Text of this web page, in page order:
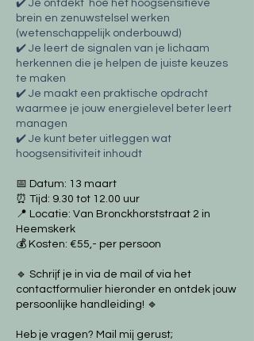
✔️ Je ontdekt hoe het hoogsensitieve
brein en zenuwstelsel werken
(wetenschappelijk onderbouwd)
✔️ Je leert de signalen van je lichaam
herkennen die je helpen de juiste keuzes
te maken
✔️ Je maakt een praktische opdracht
waarmee je jouw energielevel beter leert
managen
✔️ Je kunt beter uitleggen wat
hoogsensitiviteit inhoudt
📅 Datum: 13 maart
⏰ Tijd: 9.30 tot 12.00 uur
📍 Locatie: Van Bronckhorststraat 2 in
Heemskerk
💰 Kosten: €55,- per persoon
🔹 Schrijf je in via de mail of via het
contactformulier hieronder en ontdek jouw
persoonlijke handleiding! 🔹
Heb je vragen? Mail mij gerust;